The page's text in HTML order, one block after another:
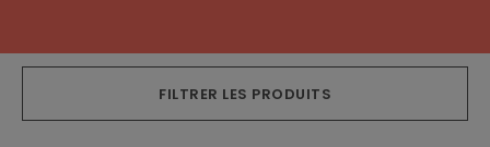
FILTRER LES PRODUITS